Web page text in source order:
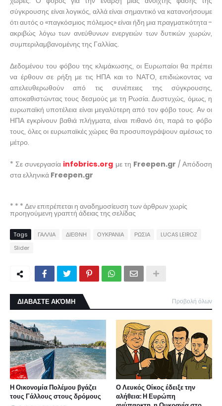
σύγκρουσης είναι λογικός, αλλά είναι σημαντικό να κατανοήσουμε
ότι αυτός ο «παγκόσμιος πόλεμος» είναι ήδη μια πραγματικότητα -
ακριβώς λόγω των ανεύθυνων ενεργειών των δυτικών χωρών,
συμπεριλαμβανομένης της Γαλλίας.
Δεδομένου του φόβου της κλιμάκωσης, οι Ευρωπαίοι θα πρέπει
να έρθουν σε ρήξη με τις ΗΠΑ και το ΝΑΤΟ, επιδιώκοντας να
απελευθερωθούν από τις συνέπειες της σύγκρουσης,
αποκαθιστώντας τους δεσμούς με τη Ρωσία. Δυστυχώς, όμως, η
ευρωπαϊκή υποτέλεια είναι μεγαλύτερη από τον φόβο τους. Αν οι
ΗΠΑ εγκρίνουν βαθιά πλήγματα, είναι πιθανό ότι, παρά το φόβο
τους, όλες οι ευρωπαϊκές χώρες θα προσυπογράψουν αμέσως το
μέτρο.
* Σε συνεργασία infobrics.org με τη Freepen.gr / Απόδοση
στα ελληνικά Freepen.gr
* * * Δεν επιτρέπεται η αναδημοσίευση των άρθρων χωρίς
προηγούμενη γραπτή άδειας της σελίδας
Tags ΓΑΛΛΙΑ ΔΙΕΘΝΗ ΟΥΚΡΑΝΙΑ ΡΩΣΙΑ
LUCAS LEIROZ
Slider
ΔΙΑΒΑΣΤΕ ΑΚΌΜΗ Προβολή όλων
Η Οικονομία Πολέμου βγάζει
τους Γάλλους στους δρόμους
Ο Λευκός Οίκος έδειξε την
αλήθεια: Η Ευρώπη